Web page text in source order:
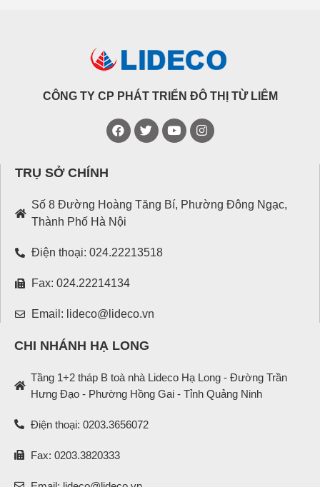
CÔNG TY CP PHÁT TRIỂN ĐÔ THỊ TỪ LIÊM
TRỤ SỞ CHÍNH
Số 8 Đường Hoàng Tăng Bí, Phường Đông Ngạc,
Thành Phố Hà Nội
Điện thoại: 024.22213518
Fax: 024.22214134
Email: lideco@lideco.vn
CHI NHÁNH HẠ LONG
Tầng 1+2 tháp B toà nhà Lideco Hạ Long - Đường Trần
Hưng Đạo - Phường Hồng Gai - Tỉnh Quảng Ninh
Điện thoại: 0203.3656072
Fax: 0203.3820333